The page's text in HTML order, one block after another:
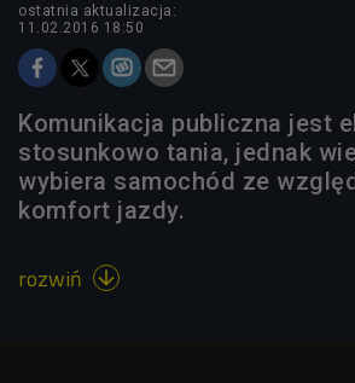
ostatnia aktualizacja:
11.02.2016 18:50
Komunikacja publiczna jest
stosunkowo tania, jednak
wybiera samochód ze
komfort jazdy.
rozwiń 